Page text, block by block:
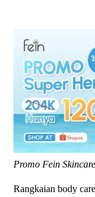
Promo Fein
Rangkaian body